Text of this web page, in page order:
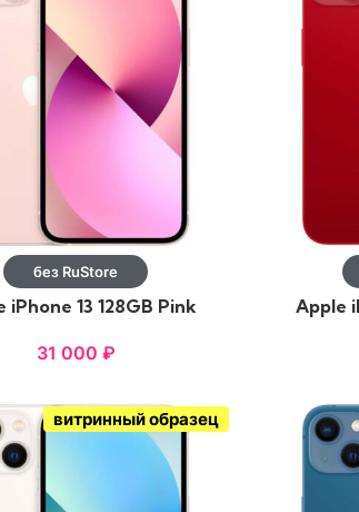
без RuStore
iPhone 13 128GB Pink
31 000 ₽
Apple
витринный образец